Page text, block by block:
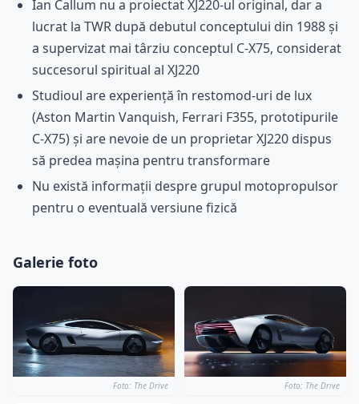
Ian Callum nu a proiectat XJ220-ul original, dar a
lucrat la TWR după debutul conceptului din 1988 și
a supervizat mai târziu conceptul C-X75, considerat
succesorul spiritual al XJ220
Studioul are experiență în restomod-uri de lux
(Aston Martin Vanquish, Ferrari F355, prototipurile
C-X75) și are nevoie de un proprietar XJ220 dispus
să predea mașina pentru transformare
Nu există informații despre grupul motopropulsor
pentru o eventuală versiune fizică
Galerie foto
Foto: The Drive Foto: The Drive